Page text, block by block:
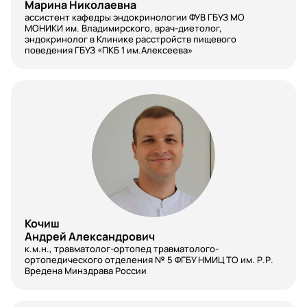
Сотрудник медицинской организации
Спортивный врач
Стоматология детская
Стоматология общей практики
Стоматология хирургическая
Судебно-медицинская экспертиза
Терапевты
Терапия
Марина Николаевна
ассистент кафедры эндокринологии ФУВ ГБУЗ МО
МОНИКИ им. Владимирского, врач-диетолог,
эндокринолог в Клинике расстройств пищевого
поведения ГБУЗ «ПКБ 1 им.Алексеева»
Кочиш
Андрей Александрович
к.м.н., травматолог-ортопед травматолого-
ортопедического отделения № 5 ФГБУ НМИЦ ТО им. Р.Р.
Вредена Минздрава России